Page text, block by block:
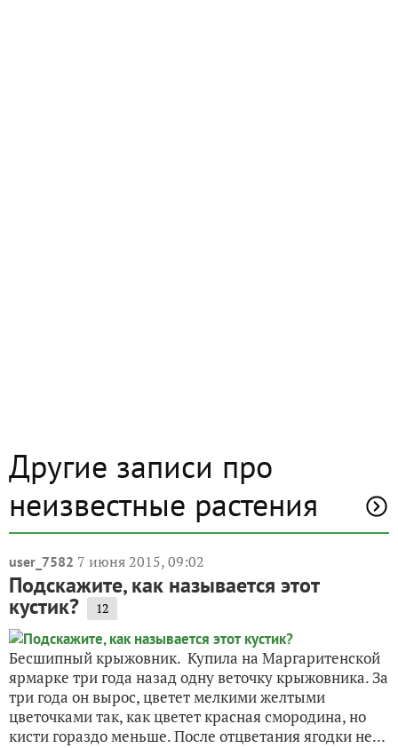
Другие записи про
неизвестные растения
user_7582 7 июня 2015, 09:02
Подскажите, как называется этот
кустик? 12
Бесшипный крыжовник. Купила на Маргаритенской
ярмарке три года назад одну веточку крыжовника. За
три года он вырос, цветет мелкими желтыми
цветочками так, как цветет красная смородина, но
кисти гораздо меньше. После отцветания ягодки не...